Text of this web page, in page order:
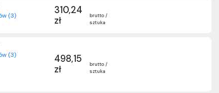
(3)
310,24
zł
brutto /
sztuka
(3)
498,15
zł
brutto /
sztuka